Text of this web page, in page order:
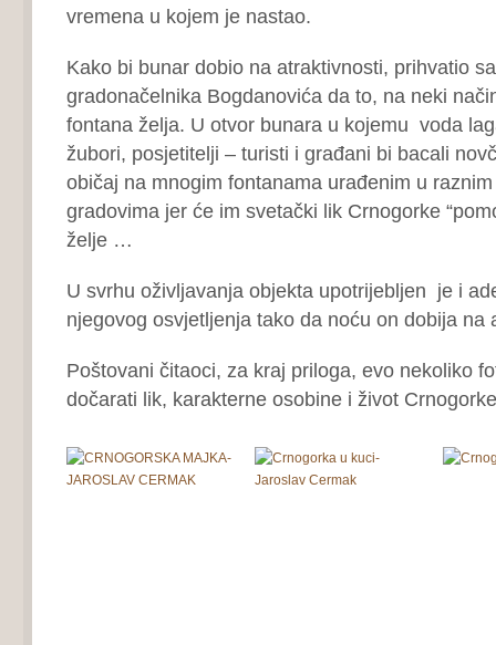
vremena u kojem je nastao.
Kako bi bunar dobio na atraktivnosti, prihvatio
gradonačelnika Bogdanovića da to, na neki
fontana želja. U otvor bunara u kojemu voda
žubori, posjetitelji – turisti i građani bi bacali
običaj na mnogim fontanama urađenim u
gradovima jer će im svetački lik Crnogorke
želje …
U svrhu oživljavanja objekta upotrijebljen je i
njegovog osvjetljenja tako da noću on dobija na
Poštovani čitaoci, za kraj priloga, evo nekoliko
dočarati lik, karakterne osobine i život